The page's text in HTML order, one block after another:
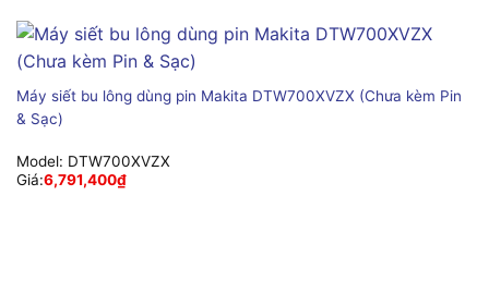
Máy siết bu lông dùng pin Makita DTW700XVZX (Chưa kèm Pin
& Sạc)
Model: DTW700XVZX
Giá:6,791,400₫